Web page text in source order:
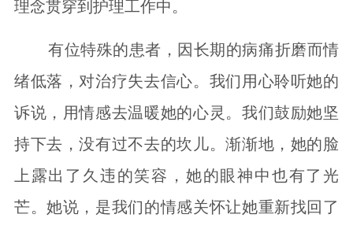
理念贯穿到护理工作中。
有位特殊的患者，因长期的病痛折磨而情
绪低落，对治疗失去信心。我们用心聆听她的
诉说，用情感去温暖她的心灵。我们鼓励她坚
持下去，没有过不去的坎儿。渐渐地，她的脸
上露出了久违的笑容，她的眼神中也有了光
芒。她说，是我们的情感关怀让她重新找回了